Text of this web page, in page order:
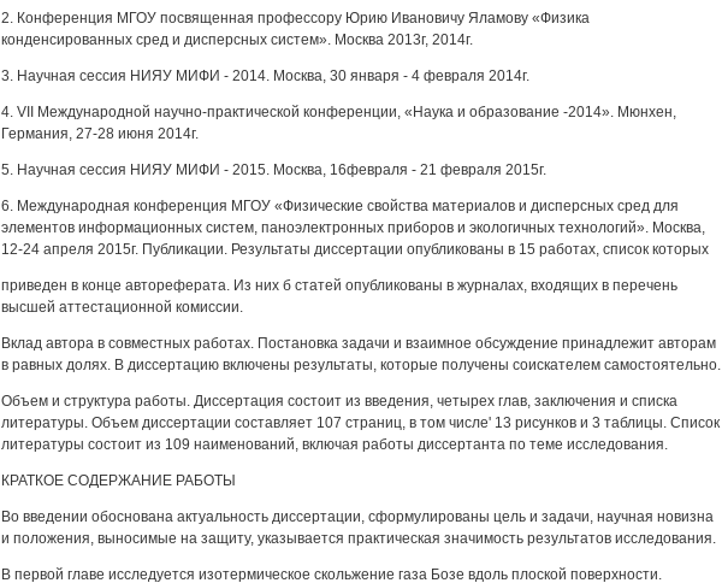
2. Конференция МГОУ посвященная профессору Юрию Ивановичу Яламову «Физика
конденсированных сред и дисперсных систем». Москва 2013г, 2014г.
3. Научная сессия НИЯУ МИФИ - 2014. Москва, 30 января - 4 февраля 2014г.
4. VII Международной научно-практической конференции, «Наука и образование -2014». Мюнхен,
Германия, 27-28 июня 2014г.
5. Научная сессия НИЯУ МИФИ - 2015. Москва, 16февраля - 21 февраля 2015г.
6. Международная конференция МГОУ «Физические свойства материалов и дисперсных сред для
элементов информационных систем, паноэлектронных приборов и экологичных технологий». Москва,
12-24 апреля 2015г. Публикации. Результаты диссертации опубликованы в 15 работах, список которых
приведен в конце автореферата. Из них б статей опубликованы в журналах, входящих в перечень
высшей аттестационной комиссии.
Вклад автора в совместных работах. Постановка задачи и взаимное обсуждение принадлежит авторам
в равных долях. В диссертацию включены результаты, которые получены соискателем самостоятельно.
Объем и структура работы. Диссертация состоит из введения, четырех глав, заключения и списка
литературы. Объем диссертации составляет 107 страниц, в том числе' 13 рисунков и 3 таблицы. Список
литературы состоит из 109 наименований, включая работы диссертанта по теме исследования.
КРАТКОЕ СОДЕРЖАНИЕ РАБОТЫ
Во введении обоснована актуальность диссертации, сформулированы цель и задачи, научная новизна
и положения, выносимые на защиту, указывается практическая значимость результатов исследования.
В первой главе исследуется изотермическое скольжение газа Бозе вдоль плоской поверхности.